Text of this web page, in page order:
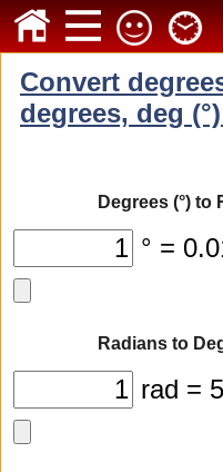
Convert
degrees, deg
Degrees (°)
° =
Radians to
rad =